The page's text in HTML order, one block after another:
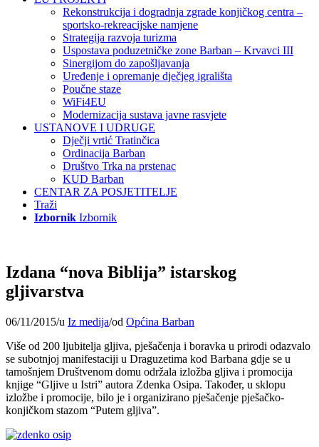
Rekonstrukcija i dogradnja zgrade konjičkog centra –
sportsko-rekreacijske namjene
Strategija razvoja turizma
Uspostava poduzetničke zone Barban – Krvavci III
Sinergijom do zapošljavanja
Uređenje i opremanje dječjeg igrališta
Poučne staze
WiFi4EU
Modernizacija sustava javne rasvjete
USTANOVE I UDRUGE
Dječji vrtić Tratinčica
Ordinacija Barban
Društvo Trka na prstenac
KUD Barban
CENTAR ZA POSJETITELJE
Traži
Izbornik Izbornik
Izdana “nova Biblija” istarskog
gljivarstva
06/11/2015/u Iz medija/od Općina Barban
Više od 200 ljubitelja gljiva, pješačenja i boravka u prirodi odazvalo
se subotnjoj manifestaciji u Draguzetima kod Barbana gdje se u
tamošnjem Društvenom domu održala izložba gljiva i promocija
knjige “Gljive u Istri” autora Zdenka Osipa. Također, u sklopu
izložbe i promocije, bilo je i organizirano pješačenje pješačko-
konjičkom stazom “Putem gljiva”.